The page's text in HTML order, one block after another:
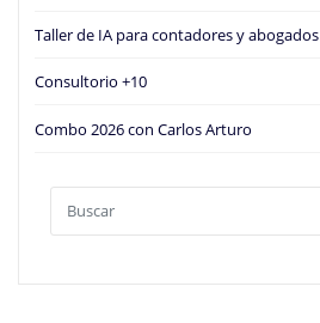
Taller de IA para contadores y abogados
Consultorio +10
Combo 2026 con Carlos Arturo